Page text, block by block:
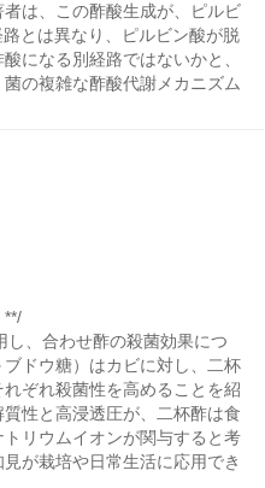
は、この酢酸生成が、ピルビ
とは異なり、ピルビン酸が脱
になる別経路ではないかと、
の複雑な酢酸代謝メカニズム
**/
、合わせ酢の殺菌効果につ
ドウ糖）はカビに対し、二杯
ぞれ殺菌性を高めることを紹
性と高浸透圧が、二杯酢は食
リウムイオンが関与すると考
が栽培や日常生活に応用でき